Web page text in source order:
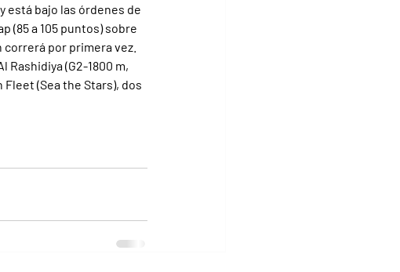
está bajo las órdenes de
(85 a 105 puntos) sobre
por primera vez.
(G2-1800 m,
(Sea the Stars), dos